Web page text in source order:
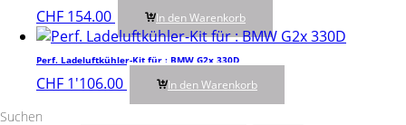
CHF 154.00 In den Warenkorb
Perf. Ladeluftkühler-Kit für : BMW G2x 330D
CHF 1'106.00 In den Warenkorb
Suchen